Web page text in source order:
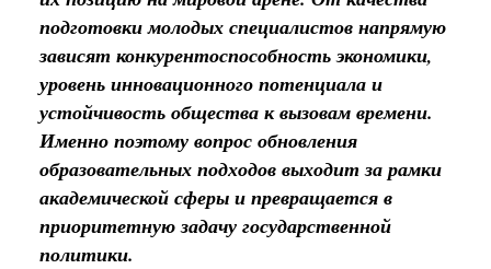
подготовки молодых специалистов напрямую
зависят конкурентоспособность экономики,
уровень инновационного потенциала и
устойчивость общества к вызовам времени.
Именно поэтому вопрос обновления
образовательных подходов выходит за рамки
академической сферы и превращается в
приоритетную задачу государственной
политики.